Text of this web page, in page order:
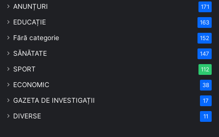
ANUNȚURI 171
EDUCAȚIE 163
Fără categorie 152
SĂNĂTATE 147
SPORT 112
ECONOMIC 38
GAZETA DE INVESTIGAȚII 17
DIVERSE 11